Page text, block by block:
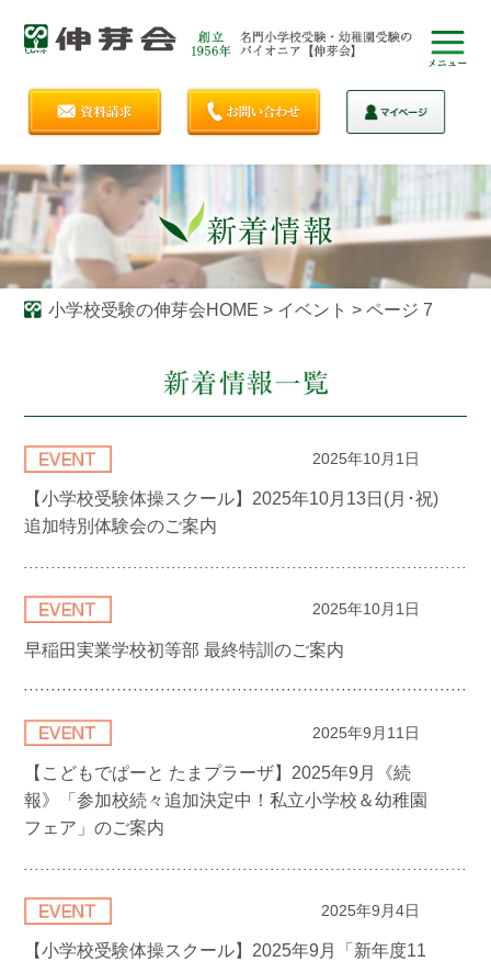
小学校受験の伸芽会HOME > イベント > ページ 7
2025年10月1日
【小学校受験体操スクール】2025年10月13日(月･祝)
追加特別体験会のご案内
2025年10月1日
早稲田実業学校初等部 最終特訓のご案内
2025年9月11日
【こどもでぱーと たまプラーザ】2025年9月《続
報》「参加校続々追加決定中！私立小学校＆幼稚園
フェア」のご案内
2025年9月4日
【小学校受験体操スクール】2025年9月「新年度11